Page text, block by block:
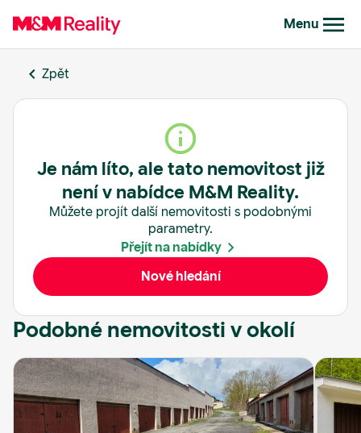
Menu
Zpět
Je nám líto, ale tato nemovitost již
není v nabídce M&M Reality.
Můžete projít další nemovitosti s podobnými
parametry.
Přejít na nabídky
Nové hledání
Podobné nemovitosti v okolí